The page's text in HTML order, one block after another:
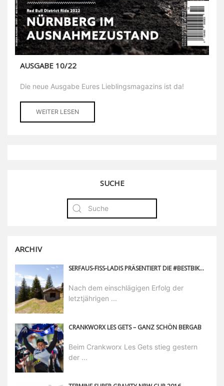
AUSGABE 10/22
Die neue Ausgabe Eures Lieblingsmagazins ist da!
WEITER LESEN
SUCHE
ARCHIV
SERFAUS-FISS-LADIS PRÄSENTIERT DIE #BESTBIKEREEL-CHALLENGE
Nach dem einschlägigen Erfolg der
letztjährigen ...
CRANKWORX LES GETS – GANZ SCHÖN BERGAB
Beim Crankworx Les Gets stieg gestern
der ...